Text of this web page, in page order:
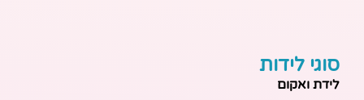
סוגי לידות
לידת ואקום